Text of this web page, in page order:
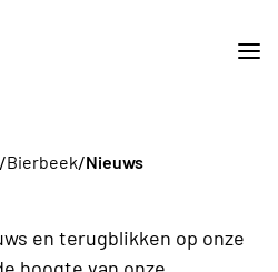
/Bierbeek/Nieuws
en terugblikken op onze